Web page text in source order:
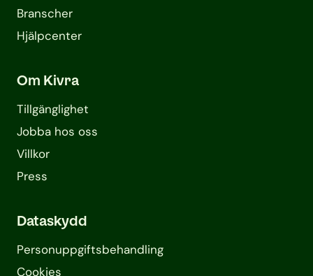
Branscher
Hjälpcenter
Om Kivra
Tillgänglighet
Jobba hos oss
Villkor
Press
Dataskydd
Personuppgifts­behandling
Cookies